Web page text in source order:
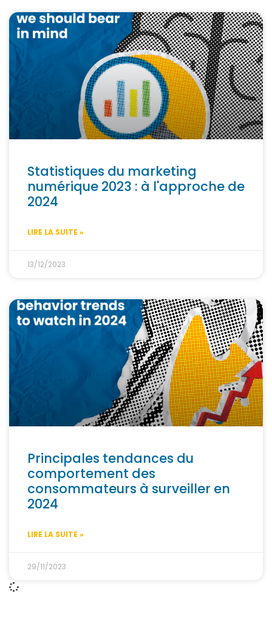
Statistiques du marketing
numérique 2023 : à l'approche de
2024
LIRE LA SUITE »
13/12/2023
Principales tendances du
comportement des
consommateurs à surveiller en
2024
LIRE LA SUITE »
29/11/2023